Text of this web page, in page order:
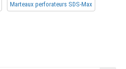
Marteaux perforateurs SDS-Max